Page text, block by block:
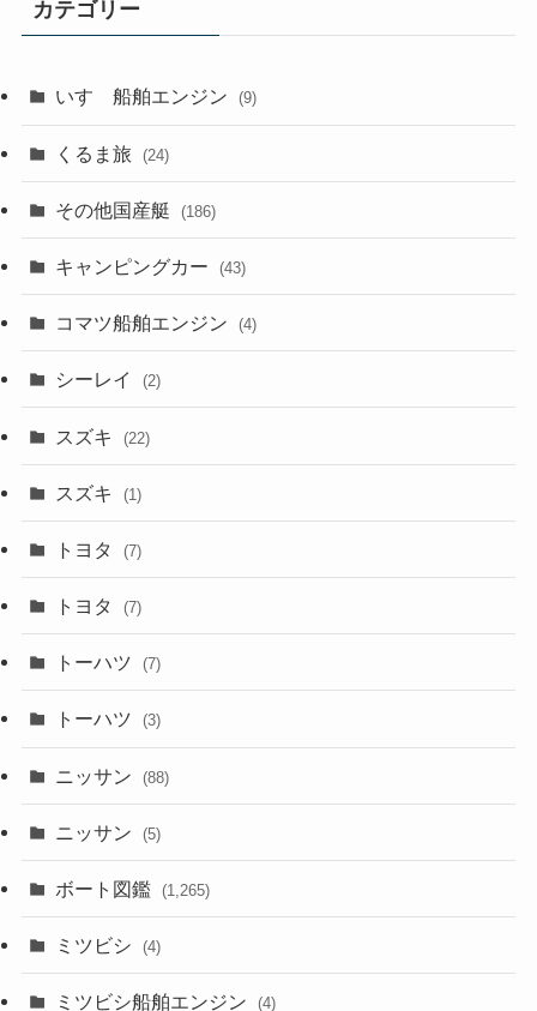
カテゴリー
いすゞ船舶エンジン (9)
くるま旅 (24)
その他国産艇 (186)
キャンピングカー (43)
コマツ船舶エンジン (4)
シーレイ (2)
スズキ (22)
スズキ (1)
トヨタ (7)
トヨタ (7)
トーハツ (7)
トーハツ (3)
ニッサン (88)
ニッサン (5)
ボート図鑑 (1,265)
ミツビシ (4)
ミツビシ船舶エンジン (4)